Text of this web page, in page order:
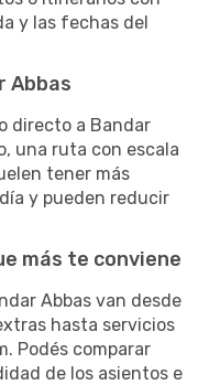
y las fechas del
Abbas
directo a Bandar
una ruta con escala
tener más
y pueden reducir
más te conviene
Abbas van desde
hasta servicios
Podés comparar
de los asientos e